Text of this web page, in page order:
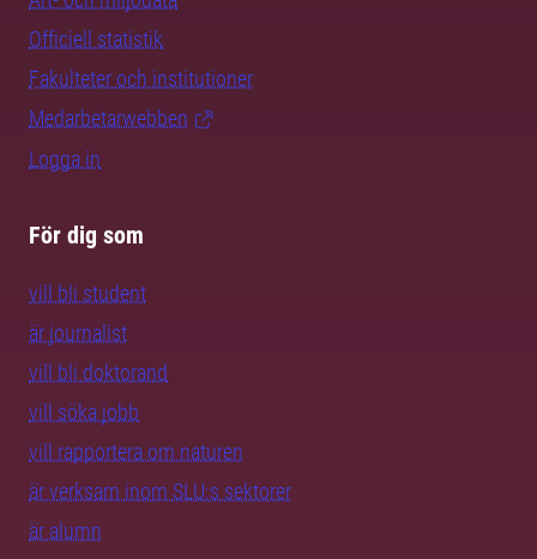
Officiell statistik
Fakulteter och institutioner
Medarbetarwebben
Logga in
För dig som
vill bli student
är journalist
vill bli doktorand
vill söka jobb
vill rapportera om naturen
är verksam inom SLU:s sektorer
är alumn